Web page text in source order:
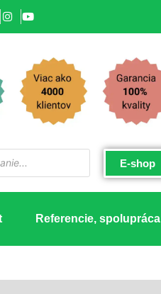
E-shop
Referencie, spolupráca